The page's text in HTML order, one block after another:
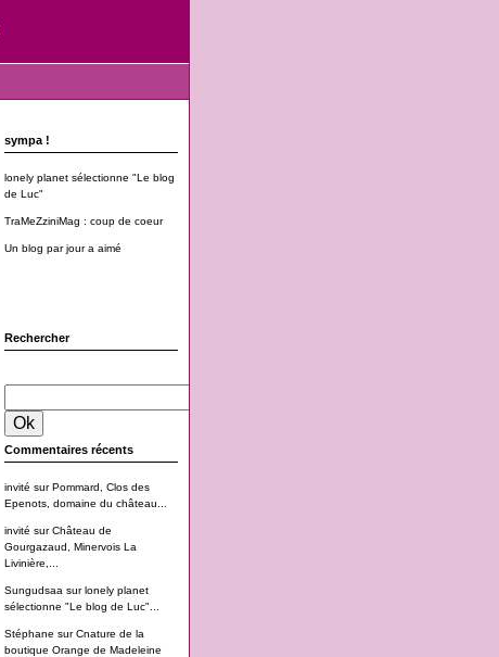
sympa !
lonely planet sélectionne "Le blog
de Luc"
TraMeZziniMag : coup de coeur
Un blog par jour a aimé
Rechercher
Commentaires récents
invité surPommard, Clos des
Epenots, domaine du château...
invité surChâteau de
Gourgazaud, Minervois La
Livinière,...
Sungudsaa surlonely planet
sélectionne "Le blog de Luc"...
Stéphane surCnature de la
boutique Orange de Madeleine